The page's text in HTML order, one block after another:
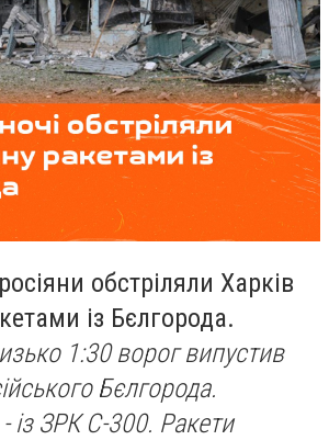
обстріляли Харків
із Бєлгорода.
1:30 ворог випустив
Бєлгорода.
із ЗРК С-300. Ракети